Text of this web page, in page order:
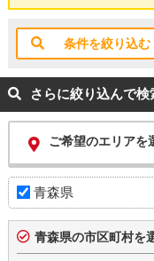
条件を絞り込む
さらに絞り込んで検
ご希望のエリアを
青森県
青森県の市区町村を